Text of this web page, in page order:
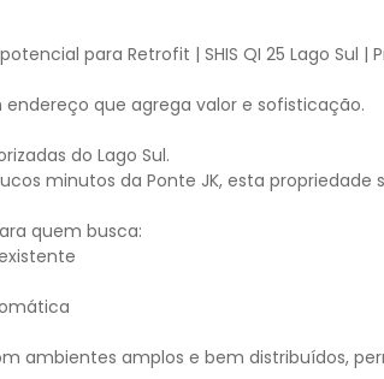
para Retrofit | SHIS QI 25 Lago Sul |
que agrega valor e sofisticação.
do Lago Sul.
minutos da Ponte JK, esta
quem busca:
ambientes amplos e bem distribuídos,